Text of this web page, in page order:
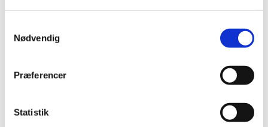
Nødvendig
Præferencer
Statistik